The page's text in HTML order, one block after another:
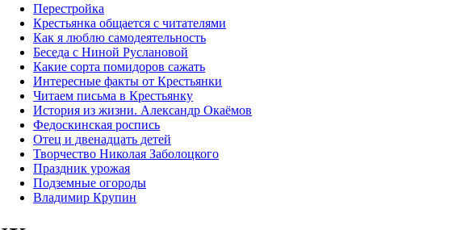
Перестройка
Крестьянка общается с читателями
Как я люблю самодеятельность
Беседа с Ниной Руслановой
Какие сорта помидоров сажать
Интересные факты от Крестьянки
Читаем письма в Крестьянку
История из жизни. Александр Окаёмов
Федоскинская роспись
Отец и двенадцать детей
Творчество Николая Заболоцкого
Праздник урожая
Подземные огороды
Владимир Крупин